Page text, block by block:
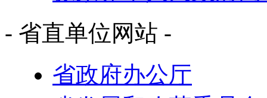
张家界市人民政府网
- 省直单位网站 -